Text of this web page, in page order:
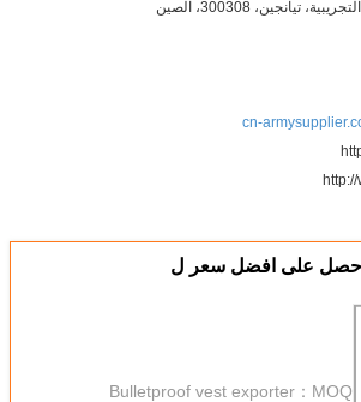
الصين
افضل سعر ل
Bulletproof vest exporter